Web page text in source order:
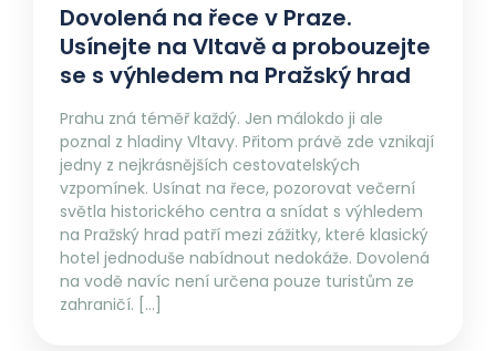
Dovolená na řece v Praze.
Usínejte na Vltavě a probouzejte
se s výhledem na Pražský hrad
Prahu zná téměř každý. Jen málokdo ji ale
poznal z hladiny Vltavy. Přitom právě zde vznikají
jedny z nejkrásnějších cestovatelských
vzpomínek. Usínat na řece, pozorovat večerní
světla historického centra a snídat s výhledem
na Pražský hrad patří mezi zážitky, které klasický
hotel jednoduše nabídnout nedokáže. Dovolená
na vodě navíc není určena pouze turistům ze
zahraničí. […]